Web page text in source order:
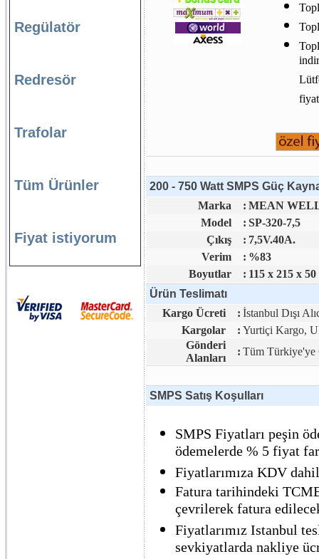
Regülatör
Redresör
Trafolar
Tüm Ürünler
Fiyat istiyorum
200 - 750 Watt SMPS Güç
Marka
: MEAN WELL
Model
: SP-320-7,5
Çıkış
: 7,5V.40A.
Verim
: %83
Boyutlar
: 115 x 215 x 50
Ürün Teslimatı
Kargo Ücreti
: İstanbul Dışı
Kargolar
: Yurtiçi Kargo,
Gönderi
Alanları
: Tüm Türkiye'ye
SMPS Satış Koşulları
SMPS Fiyatları peşin
ödemelerde % 5 fiyat
Fiyatlarımıza KDV
Fatura tarihindeki
çevrilerek fatura
Fiyatlarımız Istanbul
sevkiyatlarda nakliye